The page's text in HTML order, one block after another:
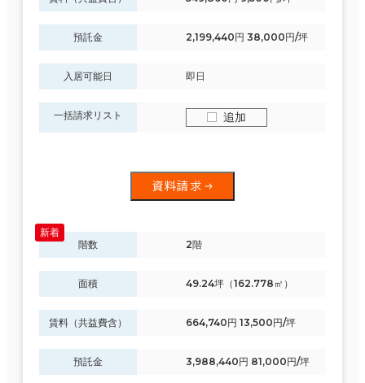
預託金 2,199,440円 38,000円/坪
入居可能日 即日
一括請求リスト 追加
資料請求
階数 2階
面積 49.24坪（162.778㎡）
賃料（共益費含） 664,740円 13,500円/坪
預託金 3,988,440円 81,000円/坪